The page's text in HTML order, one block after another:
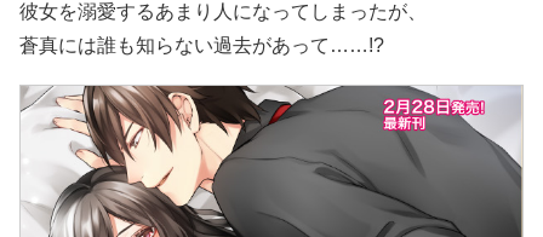
彼女を溺愛するあまり人になってしまったが、
蒼真には誰も知らない過去があって……!?